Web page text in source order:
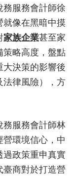
務服務會計師徐
就像在黑暗中摸
家族企業甚至家
策略高度，盤點
決策的影響後
法律風險），方
務服務會計師林
環境信心，中
過政策重申真實
商對於打造營